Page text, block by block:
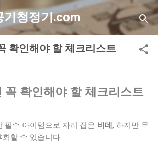
기본 콘텐츠로 건너뛰기
기청정기.com
확인해야 할 체크리스트
꼭 확인해야 할 체크리스트
필수 아이템으로 자리 잡은 비데 , 하지만 무
할 수 있습니다.